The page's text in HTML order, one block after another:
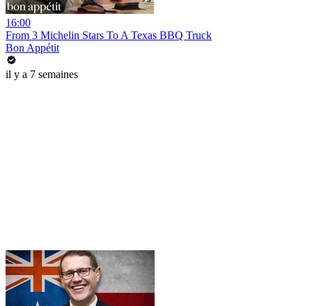
16:00
From 3 Michelin Stars To A Texas BBQ Truck
Bon Appétit
il y a 7 semaines